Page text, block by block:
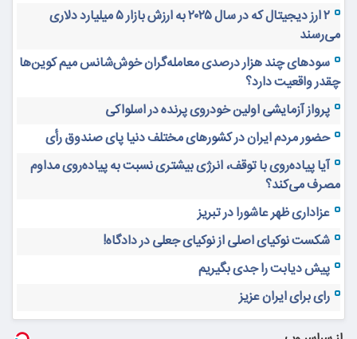
۲ ارز دیجیتال که در سال ۲۰۲۵ به ارزش بازار ۵ میلیارد دلاری
می‌رسند
سودهای چند هزار درصدی معامله‌گران خوش‌شانس میم کوین‌ها
چقدر واقعیت دارد؟
پرواز آزمایشی اولین خودروی پرنده در اسلواکی
حضور مردم ایران در کشورهای مختلف دنیا پای صندوق رأی
آیا پیاده‌روی با توقف، انرژی بیشتری نسبت به پیاده‌روی مداوم
مصرف می‌کند؟
عزاداری ظهر عاشورا در تبریز
شکست نوکیای اصلی از نوکیای جعلی در دادگاه!
پیش دیابت را جدی بگیریم
رای برای ایران عزیز